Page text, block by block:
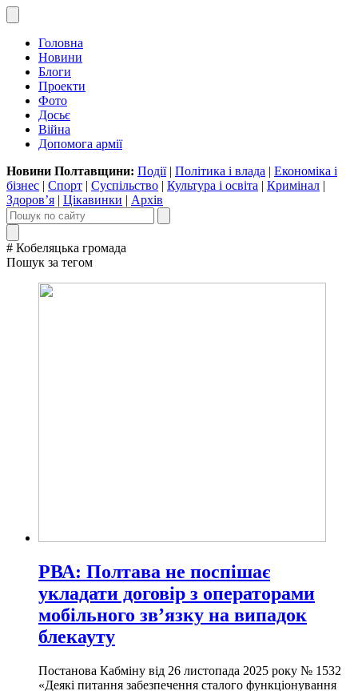
Головна
Новини
Блоги
Проекти
Фото
Досьє
Війна
Допомога армії
Новини Полтавщини: Події| Політика і влада | Економіка і
бізнес | Спорт | Суспільство | Культура і освіта | Кримінал |
Здоров’я | Цікавинки | Архів
# Кобеляцька громада
Пошук за тегом
РВА: Полтава не поспішає
укладати договір з операторами
мобільного зв’язку на випадок
блекауту
Постанова Кабміну від 26 листопада 2025 року № 1532
«Деякі питання забезпечення сталого функціонування